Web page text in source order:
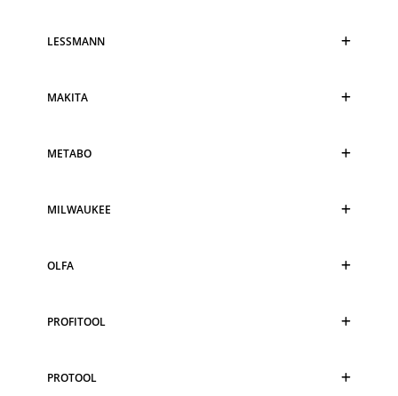
LESSMANN
MAKITA
METABO
MILWAUKEE
OLFA
PROFITOOL
PROTOOL